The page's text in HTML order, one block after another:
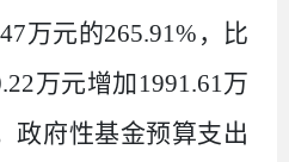
万元的265.91% ，比
万元增加1991.61 万
政府性基金预算支出